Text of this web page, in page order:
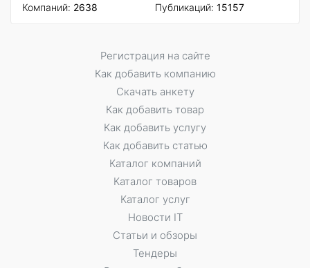
Компаний: 2638
Публикаций: 15157
Регистрация на сайте
Как добавить компанию
Скачать анкету
Как добавить товар
Как добавить услугу
Как добавить статью
Каталог компаний
Каталог товаров
Каталог услуг
Новости IT
Статьи и обзоры
Тендеры